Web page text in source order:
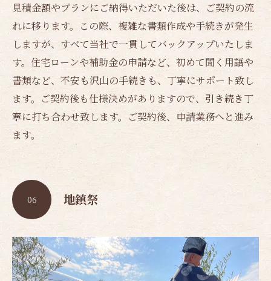
見積金額やプランにご納得いただいた後は、ご契約の流
れに移ります。この際、複雑な書類作成や手続きが発生
しますが、すべて当社で一貫してバックアップいたしま
す。住宅ローンや補助金の申請など、初めて聞く用語や
書類など、不安も沢山の手続きも、丁寧にサポート致し
ます。ご契約後も仕様決めがありますので、引き続き丁
寧に打ち合わせ致します。ご契約後、申請業務へと進み
ます。
地鎮祭
06